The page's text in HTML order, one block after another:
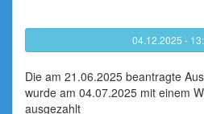
04.12.2025 -
Die am 21.06.2025 beantragte
wurde am 04.07.2025 mit einem
ausgezahlt